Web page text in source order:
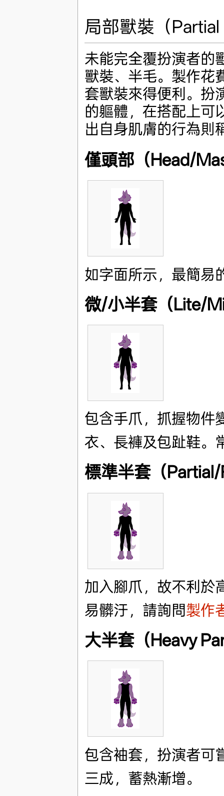
局部獸裝（Partial
未能完全覆扮演者的
獸裝、半毛。製作花
套獸裝來得便利。扮
的軀體，在搭配上可
出自身肌膚的行為則
僅頭部（Head/
如字面所示，最簡易
微/小半套（Lite/
包含手爪，抓握物件
衣、長褲及包趾鞋。
標準半套（
加入腳爪，故不利於
易髒汙，請詢問製作
大半套（Heavy
包含袖套，扮演者可
三成，蓄熱漸增。